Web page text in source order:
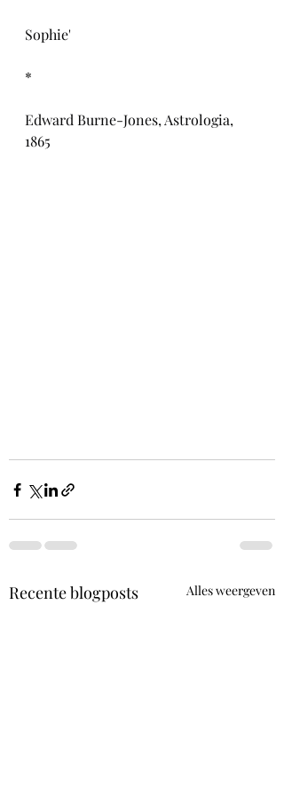
Sophie'
*
Edward Burne-Jones, Astrologia,
1865
Recente blogposts Alles weergeven